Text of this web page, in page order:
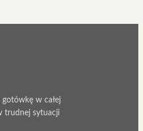
w całej
trudnej sytuacji